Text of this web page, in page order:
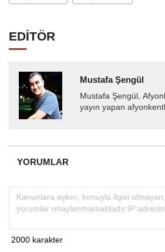
EDİTÖR
Mustafa Şengül
Mustafa Şengül,
yayın yapan
almakta, haber akışı...
YORUMLAR